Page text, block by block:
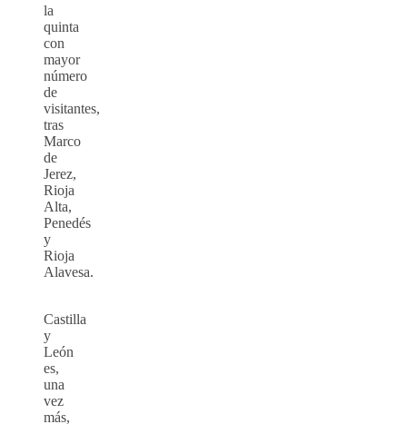
la
quinta
con
mayor
número
de
visitantes,
tras
Marco
de
Jerez,
Rioja
Alta,
Penedés
y
Rioja
Alavesa.
Castilla
y
León
es,
una
vez
más,